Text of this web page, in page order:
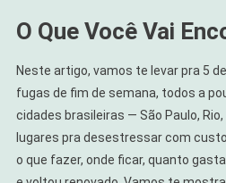
O Que Você Vai
Neste artigo, vamos te levar pra 5
fugas de fim de semana, todos a
cidades brasileiras — São Paulo, Rio,
lugares pra desestressar com
o que fazer, onde ficar, quanto